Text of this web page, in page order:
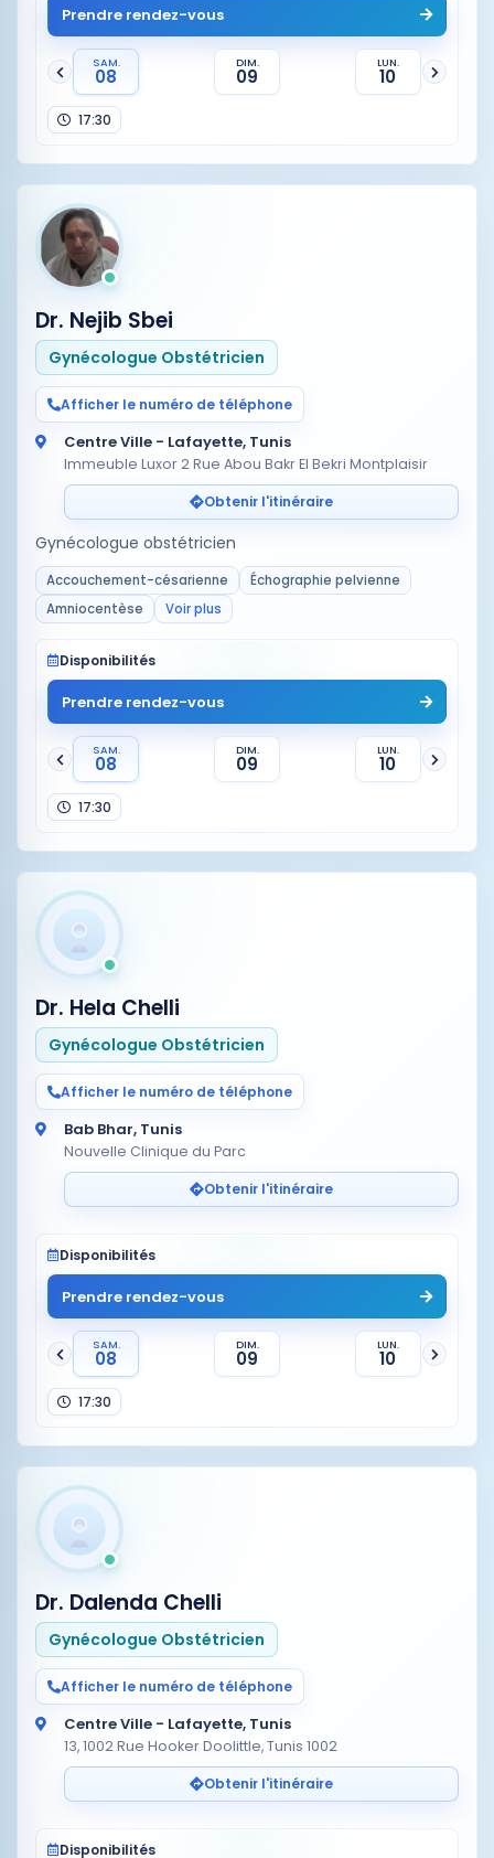
Prendre rendez-vous
SAM.
08
DIM.
09
LUN.
10
17:30
Dr. Nejib Sbei
Gynécologue Obstétricien
Afficher le numéro de téléphone
Centre Ville - Lafayette, Tunis
Immeuble Luxor 2 Rue Abou Bakr El Bekri Montplaisir
Obtenir l'itinéraire
Gynécologue obstétricien
Accouchement-césarienne
Échographie pelvienne
Amniocentèse
Voir plus
Disponibilités
Prendre rendez-vous
SAM.
08
DIM.
09
LUN.
10
17:30
Dr. Hela Chelli
Gynécologue Obstétricien
Afficher le numéro de téléphone
Bab Bhar, Tunis
Nouvelle Clinique du Parc
Obtenir l'itinéraire
Disponibilités
Prendre rendez-vous
SAM.
08
DIM.
09
LUN.
10
17:30
Dr. Dalenda Chelli
Gynécologue Obstétricien
Afficher le numéro de téléphone
Centre Ville - Lafayette, Tunis
13, 1002 Rue Hooker Doolittle, Tunis 1002
Obtenir l'itinéraire
Disponibilités